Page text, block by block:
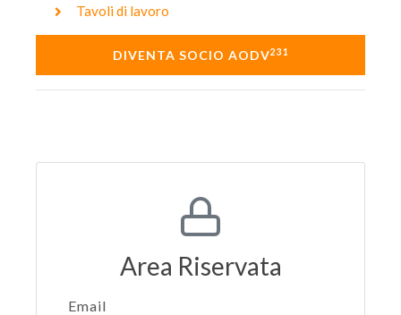
Tavoli di lavoro
DIVENTA SOCIO AODV231
Area Riservata
Email